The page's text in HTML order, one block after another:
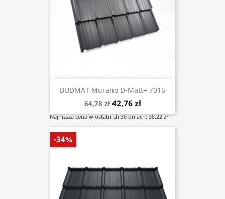
BUDMAT Murano D-Matt+ 7016
64,78 zł 42,76 zł
Najniższa cena w ostatnich 30 dniach: 38.22 zł
-34%